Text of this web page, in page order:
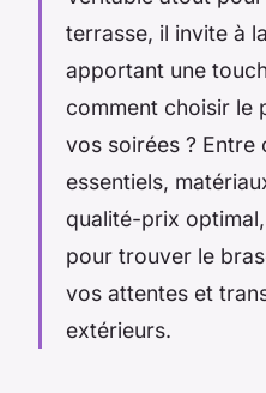
terrasse, il invite à
apportant une
comment choisir le
vos soirées ? Entre
essentiels,
qualité-prix
pour trouver le
vos attentes et
extérieurs.